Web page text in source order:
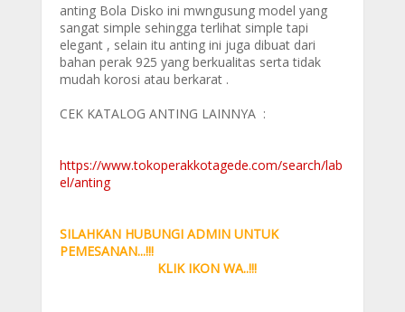
anting Bola Disko ini mwngusung model yang
sangat simple sehingga terlihat simple tapi
elegant , selain itu anting ini juga dibuat dari
bahan perak 925 yang berkualitas serta tidak
mudah korosi atau berkarat .
CEK KATALOG ANTING LAINNYA :
https://www.tokoperakkotagede.com/search/lab
el/anting
SILAHKAN HUBUNGI ADMIN UNTUK
PEMESANAN...!!!
KLIK IKON WA..!!!